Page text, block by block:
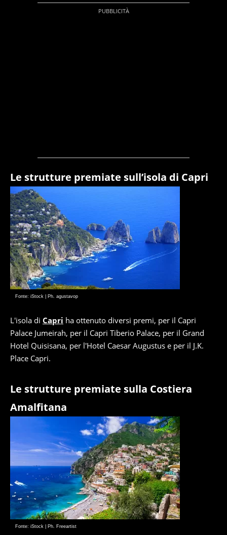
Le strutture premiate sull’isola di Capri
Fonte: iStock | Ph. agustavop
L'isola di Capri ha ottenuto diversi premi, per il Capri
Palace Jumeirah, per il Capri Tiberio Palace, per il Grand
Hotel Quisisana, per l'Hotel Caesar Augustus e per il J.K.
Place Capri.
Le strutture premiate sulla Costiera
Amalfitana
Fonte: iStock | Ph. Freeartist